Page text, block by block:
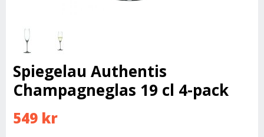
Spiegelau Authentis
Champagneglas 19 cl 4-pack
549 kr